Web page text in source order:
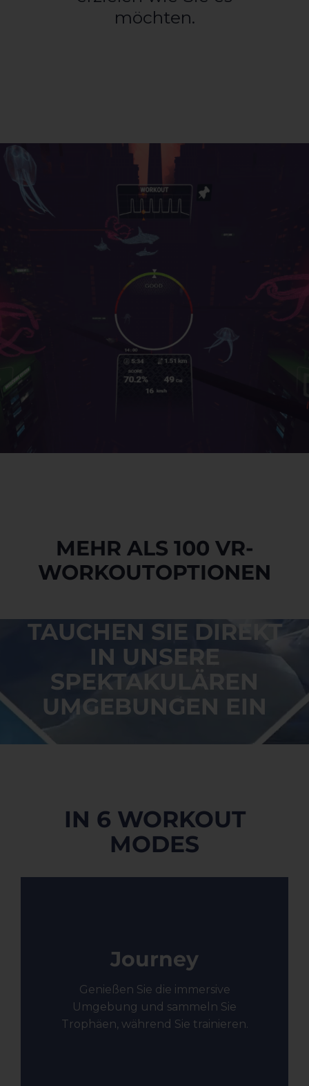
möchten.
MEHR ALS 100 VR-
WORKOUTOPTIONEN
TAUCHEN SIE DIREKT
IN UNSERE
SPEKTAKULÄREN
UMGEBUNGEN EIN
IN 6 WORKOUT
MODES
Journey
Genießen Sie die immersive
Umgebung und sammeln Sie
Trophäen, während Sie trainieren.